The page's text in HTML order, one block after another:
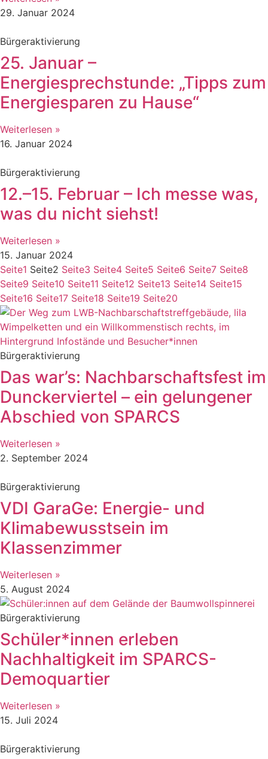
29. Januar 2024
Bürgeraktivierung
25. Januar –
Energiesprechstunde: „Tipps zum
Energiesparen zu Hause“
Weiterlesen »
16. Januar 2024
Bürgeraktivierung
12.–15. Februar – Ich messe was,
was du nicht siehst!
Weiterlesen »
15. Januar 2024
Seite1 Seite2 Seite3 Seite4 Seite5 Seite6 Seite7 Seite8
Seite9 Seite10 Seite11 Seite12 Seite13 Seite14 Seite15
Seite16 Seite17 Seite18 Seite19 Seite20
Bürgeraktivierung
Das war’s: Nachbarschaftsfest im
Dunckerviertel – ein gelungener
Abschied von SPARCS
Weiterlesen »
2. September 2024
Bürgeraktivierung
VDI GaraGe: Energie- und
Klimabewusstsein im
Klassenzimmer
Weiterlesen »
5. August 2024
Bürgeraktivierung
Schüler*innen erleben
Nachhaltigkeit im SPARCS-
Demoquartier
Weiterlesen »
15. Juli 2024
Bürgeraktivierung